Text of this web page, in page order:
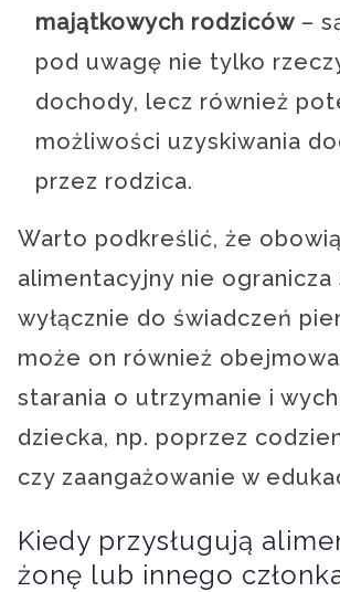
majątkowych rodziców –
pod uwagę nie tylko
dochody, lecz również
możliwości uzyskiwania
przez rodzica.
Warto podkreślić, że
alimentacyjny nie ogranicza
wyłącznie do świadczeń
może on również
starania o utrzymanie i
dziecka, np. poprzez
czy zaangażowanie w
Kiedy przysługują
żonę lub innego